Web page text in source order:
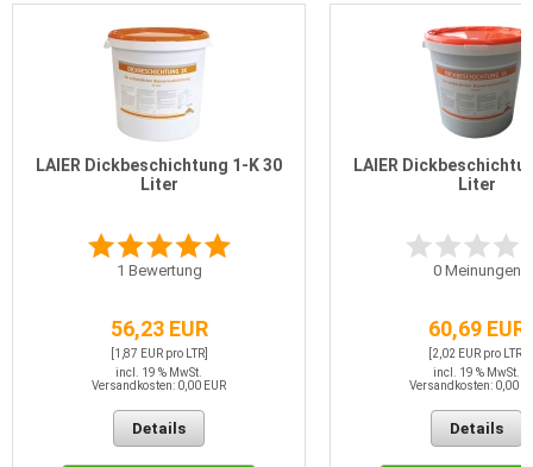
LAIER Dickbeschichtung 1-K 30
Liter
1 Bewertung
56,23 EUR
[1,87 EUR pro LTR]
incl. 19 % MwSt.
Versandkosten: 0,00 EUR
Details
LAIER
Liter
0Meinungen
60,69 EUR
[2,02 EUR pro LTR]
incl. 19 % MwSt.
Versandkosten: 0,00
Details